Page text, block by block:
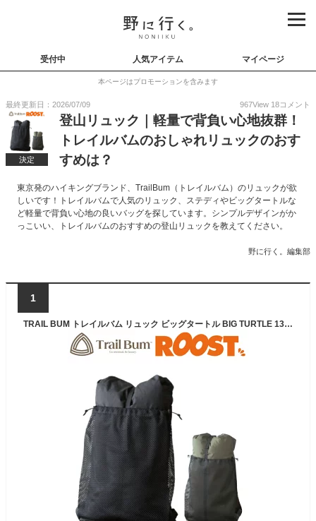
受付中 人気アイテム マイページ
本ページはプロモーションを含みます
最終更新日：2026/07/09 967View 18コメント
決定
登山リュック｜軽量で背負い心地抜群！
トレイルバムのおしゃれリュックのおす
すめは？
東京発のハイキングブランド、TrailBum（トレイルバム）のリュックが欲
しいです！トレイルバムで人気のリュック、ステディやビッグタートルな
ど軽量で背負い心地の良いバッグを探しています。シンプルデザインがか
っこいい、トレイルバムのおすすめの登山リュックを教えてください。
野に行く。編集部
1
TRAIL BUM トレイルバム リュック ビッグタートル BIG TURTLE 13-19L 日本正規品 軽量 ウルトラライトパッキング